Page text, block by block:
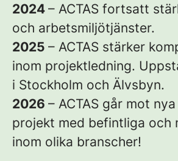
2024 – ACTAS fortsatt
och arbetsmiljötjänster.
2025 – ACTAS stärker
inom projektledning.
i Stockholm och Älvsbyn.
2026 – ACTAS går mot
projekt med befintliga och
inom olika branscher!